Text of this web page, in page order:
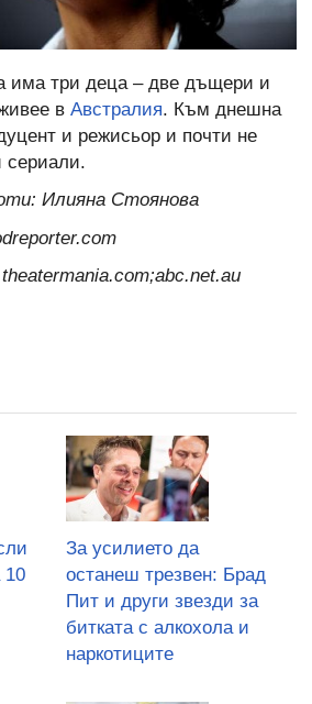
има три деца – две дъщери и
в Австралия. Към днешна
и режисьор и почти не
сериали.
Илияна Стоянова
10
За усилието да
останеш трезвен: Брад
Пит и други звезди за
битката с алкохола и
наркотиците